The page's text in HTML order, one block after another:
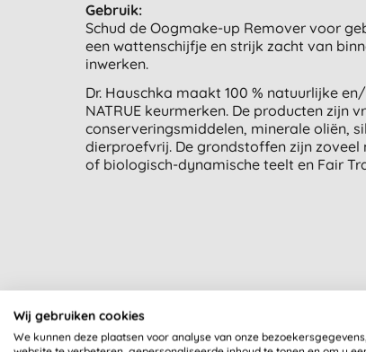
Gebruik:
Schud de Oogmake-up Remover voor
een wattenschijfje en strijk zacht van
inwerken.
Dr. Hauschka maakt 100 % natuurlijke
NATRUE keurmerken. De producten zijn
conserveringsmiddelen, minerale oliën,
dierproefvrij. De grondstoffen zijn
of biologisch-dynamische teelt en Fair
Al onze producten
Wij gebruiken cookies
We kunnen deze plaatsen voor analyse van onze